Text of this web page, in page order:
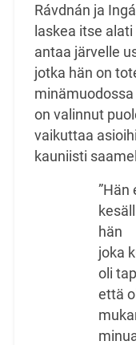
Rávdnán ja
laskea itse
antaa järvelle
jotka hän on
on valinnut
vaikuttaa
kauniisti
”Hän
hän
joka
oli
että